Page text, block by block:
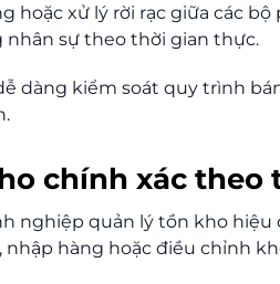
hoặc xử lý rời rạc giữa các
nhân sự theo thời gian thực.
dàng kiểm soát quy trình
chính xác theo
nghiệp quản lý tồn kho
nhập hàng hoặc điều chỉnh